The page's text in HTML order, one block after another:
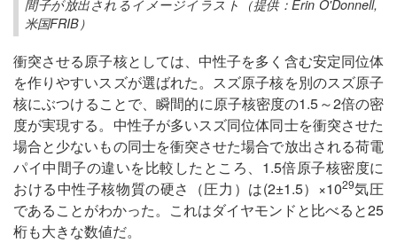
間子が放出されるイメージイラスト（提供：Erin O'Donnell,
米国FRIB）
衝突させる原子核としては、中性子を多く含む安定同位体
を作りやすいスズが選ばれた。スズ原子核を別のスズ原子
核にぶつけることで、瞬間的に原子核密度の1.5～2倍の密
度が実現する。中性子が多いスズ同位体同士を衝突させた
場合と少ないもの同士を衝突させた場合で放出される荷電
パイ中間子の違いを比較したところ、1.5倍原子核密度に
おける中性子核物質の硬さ（圧力）は(2±1.5）×1029気圧
であることがわかった。これはダイヤモンドと比べると25
桁も大きな数値だ。